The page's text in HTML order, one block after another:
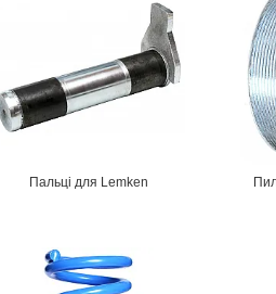
Пальці для Lemken